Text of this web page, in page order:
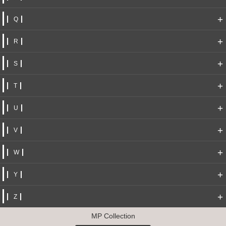
Q +
R +
S +
T +
U +
V +
W +
Y +
Z +
MP Collection